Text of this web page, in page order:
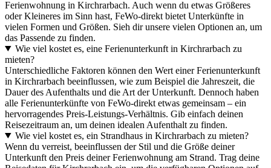
Ferienwohnung in Kirchrarbach. Auch wenn du etwas Größeres
oder Kleineres im Sinn hast, FeWo-direkt bietet Unterkünfte in
vielen Formen und Größen. Sieh dir unsere vielen Optionen an, um
das Passende zu finden.
Wie viel kostet es, eine Ferienunterkunft in Kirchrarbach zu
mieten?
Unterschiedliche Faktoren können den Wert einer Ferienunterkunft
in Kirchrarbach beeinflussen, wie zum Beispiel die Jahreszeit, die
Dauer des Aufenthalts und die Art der Unterkunft. Dennoch haben
alle Ferienunterkünfte von FeWo-direkt etwas gemeinsam – ein
hervorragendes Preis-Leistungs-Verhältnis. Gib einfach deinen
Reisezeitraum an, um deinen idealen Aufenthalt zu finden.
Wie viel kostet es, ein Strandhaus in Kirchrarbach zu mieten?
Wenn du verreist, beeinflussen der Stil und die Größe deiner
Unterkunft den Preis deiner Ferienwohnung am Strand. Trag deine